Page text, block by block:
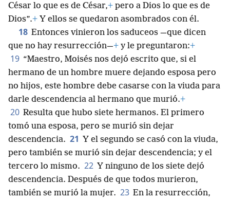
César lo que es de César,+ pero a Dios lo que es de
Dios”.+ Y ellos se quedaron asombrados con él.
18 Entonces vinieron los saduceos —que dicen
que no hay resurrección—+ y le preguntaron:+
19 “Maestro, Moisés nos dejó escrito que, si el
hermano de un hombre muere dejando esposa pero
no hijos, este hombre debe casarse con la viuda para
darle descendencia al hermano que murió.+
20 Resulta que hubo siete hermanos. El primero
tomó una esposa, pero se murió sin dejar
descendencia. 21 Y el segundo se casó con la viuda,
pero también se murió sin dejar descendencia; y el
tercero lo mismo. 22 Y ninguno de los siete dejó
descendencia. Después de que todos murieron,
también se murió la mujer. 23 En la resurrección,